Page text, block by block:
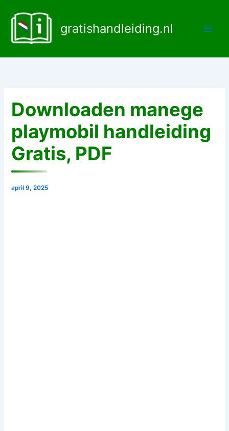
naar
inhoud
gratishandleiding.nl
Downloaden manege
playmobil handleiding
Gratis, PDF
april 9, 2025